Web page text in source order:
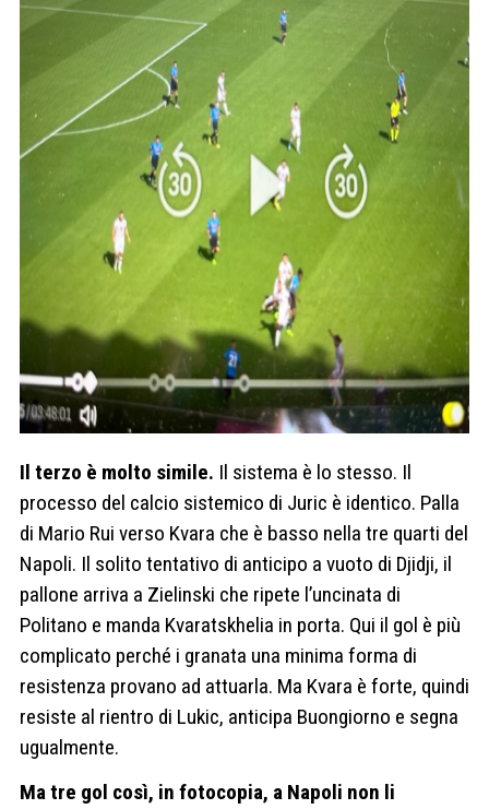
Il terzo è molto simile. Il sistema è lo stesso. Il
processo del calcio sistemico di Juric è identico. Palla
di Mario Rui verso Kvara che è basso nella tre quarti del
Napoli. Il solito tentativo di anticipo a vuoto di Djidji, il
pallone arriva a Zielinski che ripete l’uncinata di
Politano e manda Kvaratskhelia in porta. Qui il gol è più
complicato perché i granata una minima forma di
resistenza provano ad attuarla. Ma Kvara è forte, quindi
resiste al rientro di Lukic, anticipa Buongiorno e segna
ugualmente.
Ma tre gol così, in fotocopia, a Napoli non li